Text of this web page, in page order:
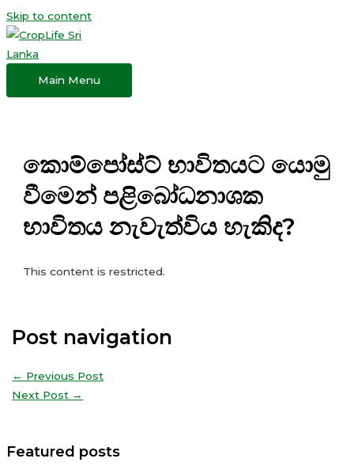
Skip to content
Main Menu
කොම්පෝස්ට් භාවිතයට යොමු
වීමෙන් පළිබෝධනාශක
භාවිතය නැවැත්විය හැකිද?
This content is restricted.
Post navigation
← Previous Post
Next Post →
Featured posts